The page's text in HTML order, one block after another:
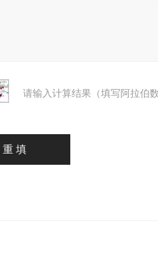
请输入计算结果（填写阿拉伯